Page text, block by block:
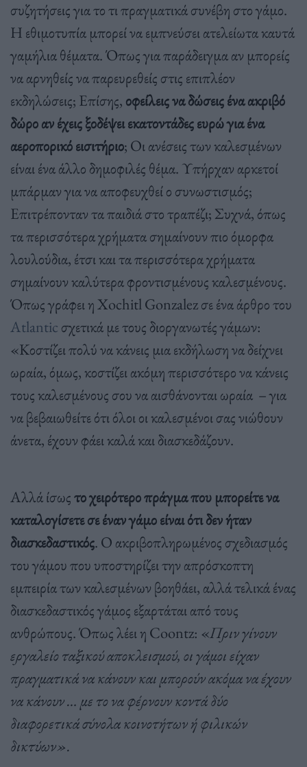
συζητήσεις για το τι πραγματικά συνέβη στο γάμο.
Η εθιμοτυπία μπορεί να εμπνεύσει ατελείωτα καυτά
γαμήλια θέματα. Όπως για παράδειγμα αν μπορείς
να αρνηθείς να παρευρεθείς στις επιπλέον
εκδηλώσεις; Επίσης, οφείλεις να δώσεις ένα ακριβό
δώρο αν έχεις ξοδέψει εκατοντάδες ευρώ για ένα
αεροπορικό εισιτήριο; Οι ανέσεις των καλεσμένων
είναι ένα άλλο δημοφιλές θέμα. Υπήρχαν αρκετοί
μπάρμαν για να αποφευχθεί ο συνωστισμός;
Επιτρέπονταν τα παιδιά στο τραπέζι; Συχνά, όπως
τα περισσότερα χρήματα σημαίνουν πιο όμορφα
λουλούδια, έτσι και τα περισσότερα χρήματα
σημαίνουν καλύτερα φροντισμένους καλεσμένους.
Όπως γράφει η Xochitl Gonzalez σε ένα άρθρο του
Atlantic σχετικά με τους διοργανωτές γάμων:
«Κοστίζει πολύ να κάνεις μια εκδήλωση να δείχνει
ωραία, όμως, κοστίζει ακόμη περισσότερο να κάνεις
τους καλεσμένους σου να αισθάνονται ωραία – για
να βεβαιωθείτε ότι όλοι οι καλεσμένοι σας νιώθουν
άνετα, έχουν φάει καλά και διασκεδάζουν.
Αλλά ίσωςτο χειρότερο πράγμα που μπορείτε να
καταλογίσετε σε έναν γάμο είναι ότι δεν ήταν
διασκεδαστικός. Ο ακριβοπληρωμένος σχεδιασμός
του γάμου που υποστηρίζει την απρόσκοπτη
εμπειρία των καλεσμένων βοηθάει, αλλά τελικά ένας
διασκεδαστικός γάμος εξαρτάται από τους
ανθρώπους. Όπως λέει η Coontz: «Πριν γίνουν
εργαλείο ταξικού αποκλεισμού, οι γάμοι είχαν
πραγματικά να κάνουν και μπορούν ακόμα να έχουν
να κάνουν … με το να φέρνουν κοντά δύο
διαφορετικά σύνολα κοινοτήτων ή φιλικών
δικτύων».